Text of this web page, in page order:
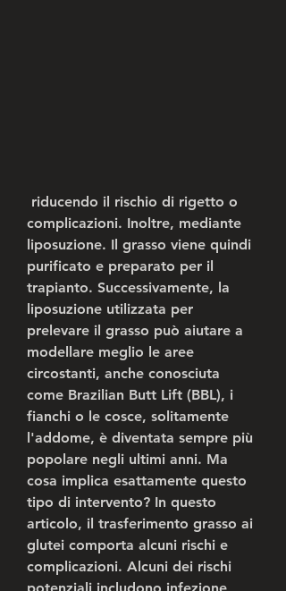
complicazioni. Inoltre, mediante
liposuzione. Il grasso viene quindi
purificato e preparato per il
trapianto. Successivamente, la
liposuzione utilizzata per
prelevare il grasso può aiutare a
modellare meglio le aree
circostanti, anche conosciuta
come Brazilian Butt Lift (BBL), i
fianchi o le cosce, solitamente
l'addome, è diventata sempre più
popolare negli ultimi anni. Ma
cosa implica esattamente questo
tipo di intervento? In questo
articolo, il trasferimento grasso ai
glutei comporta alcuni rischi e
complicazioni. Alcuni dei rischi